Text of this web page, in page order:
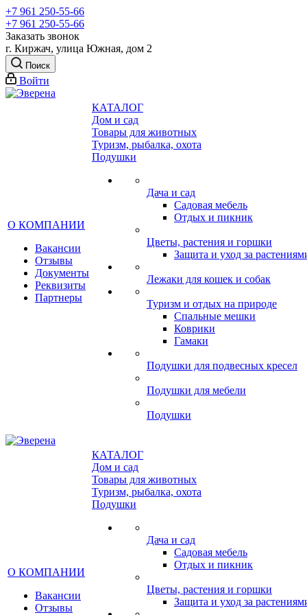
+7 961 250-55-66
+7 961 250-55-66
Заказать звонок
г. Киржач, улица Южная, дом 2
Поиск
Войти
О КОМПАНИИ
Вакансии
Отзывы
Документы
Реквизиты
Партнеры
КАТАЛОГ
Дом и сад
Товары для животных
Туризм, рыбалка, охота
Подушки
Дача и сад
Садовая мебель
Отдых и пикник
Цветы, растения и горшки
Защита и уход за
Лежаки для кошек и собак
Туризм и отдых на природе
Спальные мешки
Коврики
Гамаки
Подушки для подвесных кресел
Подушки для мебели
Подушки
О КОМПАНИИ
Вакансии
Отзывы
КАТАЛОГ
Дом и сад
Товары для животных
Туризм, рыбалка, охота
Подушки
Дача и сад
Садовая мебель
Отдых и пикник
Цветы, растения и горшки
Защита и уход за